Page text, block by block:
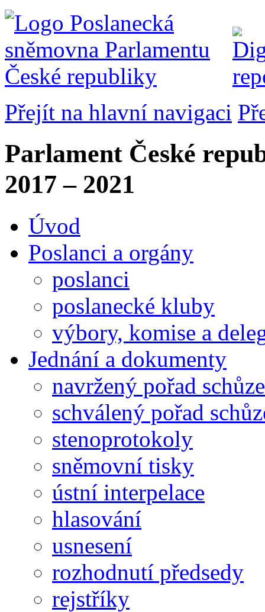
Přejít na hlavní navigaci
Parlament České
2017 – 2021
Úvod
Poslanci a orgány
poslanci
poslanecké kluby
výbory, komise a
Jednání a dokumenty
navržený pořad schůze
schválený pořad
stenoprotokoly
sněmovní tisky
ústní interpelace
hlasování
usnesení
rozhodnutí předsedy
rejstříky